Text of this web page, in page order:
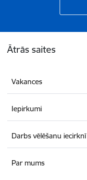
Ātrās saites
Vakances
Iepirkumi
Darbs vēlēšanu iecirknī
Par mums